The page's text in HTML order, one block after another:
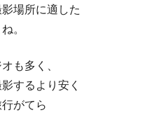
場所に適した
。
も多く、
するより安く
がてら